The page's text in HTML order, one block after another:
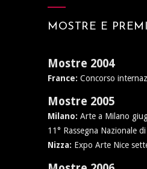
MOSTRE E PREMI
Mostre 2004
France: Concorso
Mostre 2005
Milano: Arte a Milano
11° Rassegna Nazionale
Nizza: Expo Arte Nice